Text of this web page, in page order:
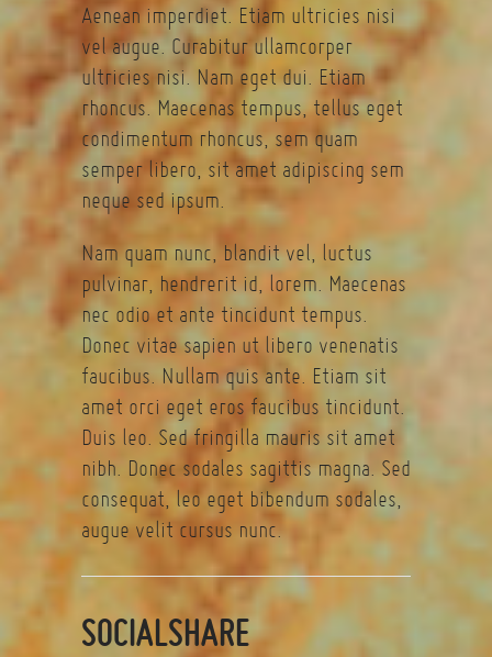
Aenean imperdiet. Etiam ultricies nisi
vel augue. Curabitur ullamcorper
ultricies nisi. Nam eget dui. Etiam
rhoncus. Maecenas tempus, tellus eget
condimentum rhoncus, sem quam
semper libero, sit amet adipiscing sem
neque sed ipsum.
Nam quam nunc, blandit vel, luctus
pulvinar, hendrerit id, lorem. Maecenas
nec odio et ante tincidunt tempus.
Donec vitae sapien ut libero venenatis
faucibus. Nullam quis ante. Etiam sit
amet orci eget eros faucibus tincidunt.
Duis leo. Sed fringilla mauris sit amet
nibh. Donec sodales sagittis magna. Sed
consequat, leo eget bibendum sodales,
augue velit cursus nunc.
SOCIALSHARE